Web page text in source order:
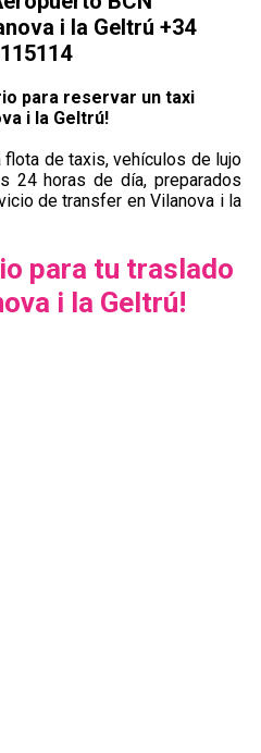
i la Geltrú +34
para reservar un taxi
i la Geltrú!
de taxis, vehículos de lujo
24 horas de día, preparados
de transfer en Vilanova i la
para tu traslado
i la Geltrú!